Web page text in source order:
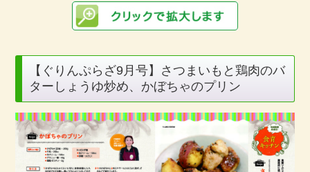
【ぐりんぷらざ9月号】さつまいもと鶏肉のバ
ターしょうゆ炒め、かぼちゃのプリン